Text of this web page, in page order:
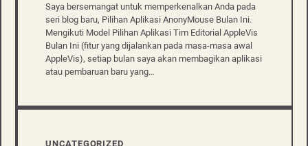
Saya bersemangat untuk memperkenalkan Anda pada
seri blog baru, Pilihan Aplikasi AnonyMouse Bulan Ini.
Mengikuti Model Pilihan Aplikasi Tim Editorial AppleVis
Bulan Ini (fitur yang dijalankan pada masa-masa awal
AppleVis), setiap bulan saya akan membagikan aplikasi
atau pembaruan baru yang…
UNCATEGORIZED